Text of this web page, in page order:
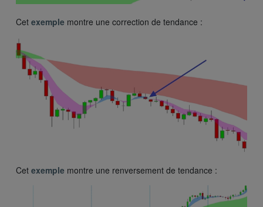
Cet exemple montre une correction de tendance :
Cet exemple montre une renversement de tendance :